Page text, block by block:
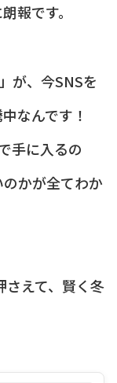
報です。
が、今SNSを
なんです！
手に入るの
かが全てわか
さえて、賢く冬